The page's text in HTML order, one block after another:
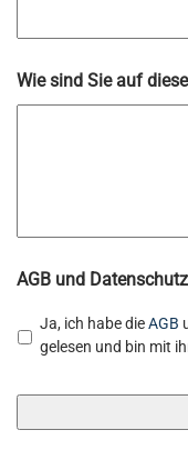
Wie sind Sie auf
AGB und Datenschutz
Ja, ich habe dieAGB
gelesen und bin mit